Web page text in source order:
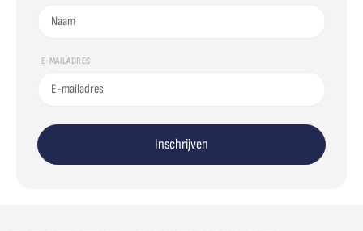
E-MAILADRES
Inschrijven